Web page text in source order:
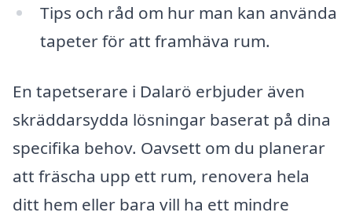
Tips och råd om hur man kan använda
tapeter för att framhäva rum.
En tapetserare i Dalarö erbjuder även
skräddarsydda lösningar baserat på dina
specifika behov. Oavsett om du planerar
att fräscha upp ett rum, renovera hela
ditt hem eller bara vill ha ett mindre